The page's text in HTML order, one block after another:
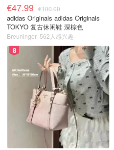
€47.99 €100.00
adidas Originals adidas Originals
TOKYO 复古休闲鞋 深棕色
Breuninger 562人感兴趣
8